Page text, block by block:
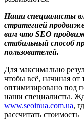
Наши специалисты
стратегией
вам что SEO
стабильный способ
пользователей.
Для максимально
чтобы всё, начиная от
оптимизировано под
наши специалисты.
www.seoinua.com.ua,
рассчитать стоимость